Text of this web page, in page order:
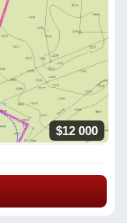
$12 000